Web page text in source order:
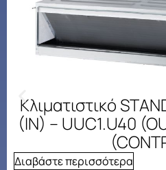
Κλιματιστικό
(IN) – UUC1.U40
Διαβάστε περισσότερα